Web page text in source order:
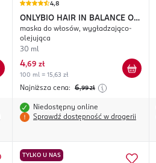
4,8
ONLYBIO HAIR IN BALANCE Oil
Bomba
maska do włosów, wygładzająco-
olejująca
30 ml
4,69 zł
100 ml = 15,63 zł
Najniższa cena: 6,99 zł
Niedostępny online
Sprawdź dostępność w drogerii
TYLKO U NAS